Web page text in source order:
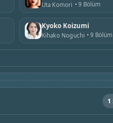
Uta Komori 9 Bölüm
Kyoko Koizumi
Kihako Noguchi 9 Bölüm
1